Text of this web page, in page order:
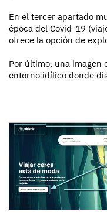
En el tercer apartado
época del Covid-19
ofrece la opción de
Por último, una imagen
entorno idílico donde